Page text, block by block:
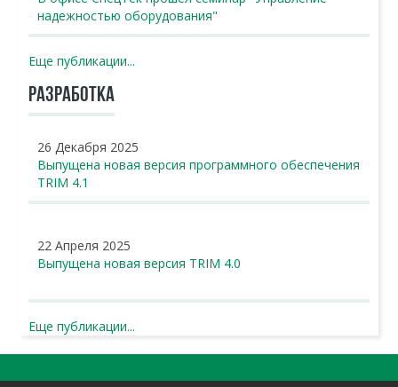
надежностью оборудования"
Еще публикации...
РАЗРАБОТКА
26 Декабря 2025
Выпущена новая версия программного обеспечения
TRIM 4.1
22 Апреля 2025
Выпущена новая версия TRIM 4.0
Еще публикации...